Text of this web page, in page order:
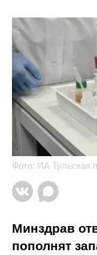
Фото: ИА Тульская
Минздрав
пополнят